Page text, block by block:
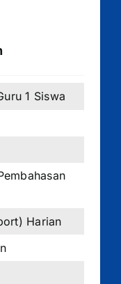
1 Siswa
Harian